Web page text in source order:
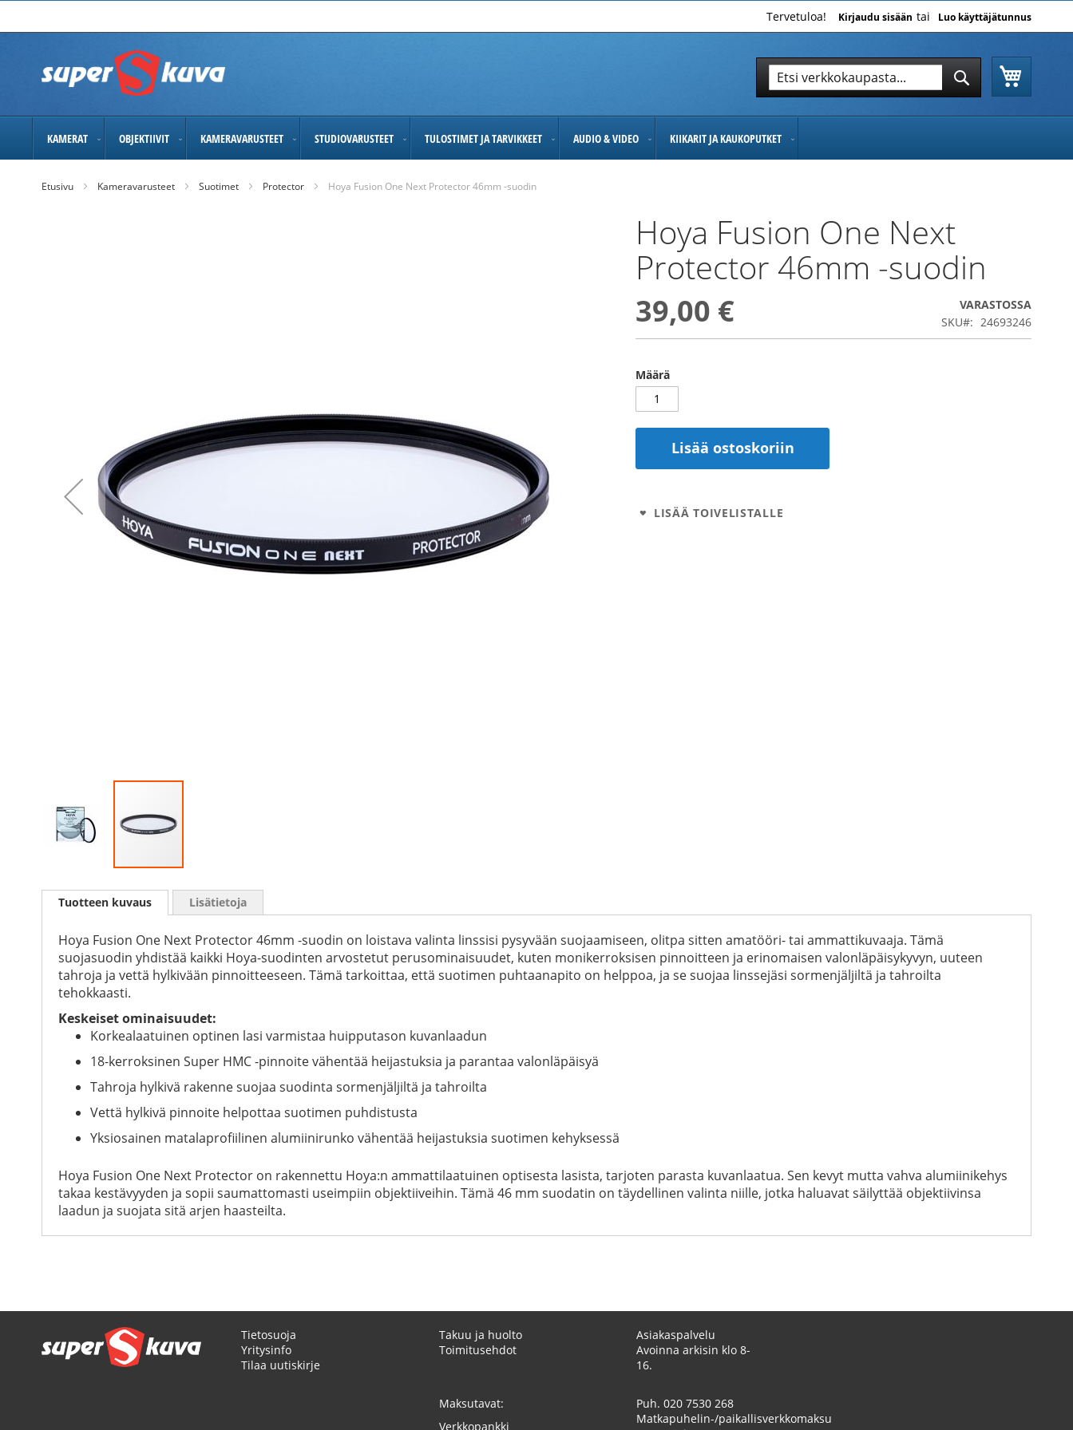
to
Tervetuloa! Kirjaudu sisään Luo käyttäjätunnus
Hae
KAMERAT OBJEKTIIVIT KAMERAVARUSTEET STUDIOVARUSTEET TULOSTIMET JA TARVIKKEET AUDIO & VIDEO KIIKARIT JA KAUKOPUTKET
Etusivu Kameravarusteet Suotimet Protector Hoya Fusion One Next Protector 46mm -suodin
Hoya Fusion One Next
Protector 46mm -suodin
39,00 €
VARASTOSSA
SKU
24693246
Määrä
Lisää ostoskoriin
LISÄÄ TOIVELISTALLE
to
images
gallery
Tuotteen kuvaus
Hoya Fusion One Next Protector 46mm -suodin on loistava valinta linssisi pysyvään suojaamiseen, olitpa sitten amatööri- tai ammattikuvaaja. Tämä
suojasuodin yhdistää kaikki Hoya-suodinten arvostetut perusominaisuudet, kuten monikerroksisen pinnoitteen ja erinomaisen valonläpäisykyvyn, uuteen
tahroja ja vettä hylkivään pinnoitteeseen. Tämä tarkoittaa, että suotimen puhtaanapito on helppoa, ja se suojaa linssejäsi sormenjäljiltä ja tahroilta
tehokkaasti.
Keskeiset ominaisuudet:
Korkealaatuinen optinen lasi varmistaa huipputason kuvanlaadun
18-kerroksinen Super HMC -pinnoite vähentää heijastuksia ja parantaa valonläpäisyä
Tahroja hylkivä rakenne suojaa suodinta sormenjäljiltä ja tahroilta
Vettä hylkivä pinnoite helpottaa suotimen puhdistusta
Yksiosainen matalaprofiilinen alumiinirunko vähentää heijastuksia suotimen kehyksessä
Hoya Fusion One Next Protector on rakennettu Hoya:n ammattilaatuinen optisesta lasista, tarjoten parasta kuvanlaatua. Sen kevyt mutta vahva alumiinikehys
takaa kestävyyden ja sopii saumattomasti useimpiin objektiiveihin. Tämä 46 mm suodatin on täydellinen valinta niille, jotka haluavat säilyttää objektiivinsa
laadun ja suojata sitä arjen haasteilta.
Lisätietoja
Tietosuoja
Yritysinfo
Tilaa uutiskirje
Takuu ja huolto
Toimitusehdot
Maksutavat:
Verkkopankki
Asiakaspalvelu
Avoinna arkisin klo 8-
16.
Puh. 020 7530 268
Matkapuhelin-/paikallisverkkomaksu